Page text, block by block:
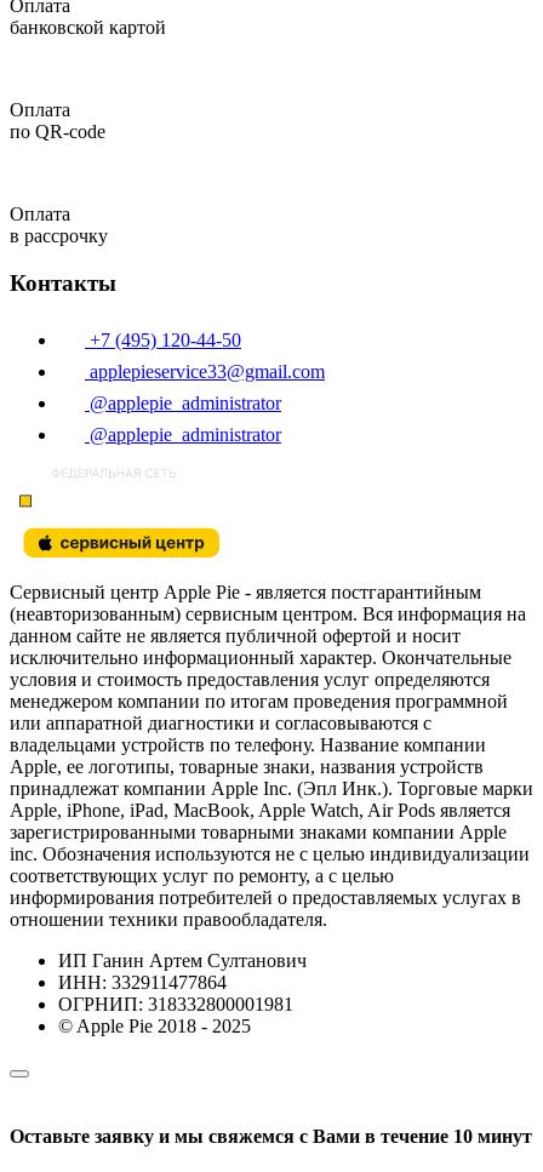
Оплата
банковской картой
Оплата
по QR-code
Оплата
в рассрочку
Контакты
+7 (495) 120-44-50
applepieservice33@gmail.com
@applepie_administrator
@applepie_administrator
Сервисный центр Apple Pie - является постгарантийным
(неавторизованным) сервисным центром. Вся информация на
данном сайте не является публичной офертой и носит
исключительно информационный характер. Окончательные
условия и стоимость предоставления услуг определяются
менеджером компании по итогам проведения программной
или аппаратной диагностики и согласовываются с
владельцами устройств по телефону. Название компании
Apple, ее логотипы, товарные знаки, названия устройств
принадлежат компании Apple Inc. (Эпл Инк.). Торговые марки
Apple, iPhone, iPad, MacBook, Apple Watch, Air Pods является
зарегистрированными товарными знаками компании Apple
inc. Обозначения используются не с целью индивидуализации
соответствующих услуг по ремонту, а с целью
информирования потребителей о предоставляемых услугах в
отношении техники правообладателя.
ИП Ганин Артем Султанович
ИНН: 332911477864
ОГРНИП: 318332800001981
© Apple Pie 2018 - 2025
Оставьте заявку и мы свяжемся с Вами в течение 10 минут